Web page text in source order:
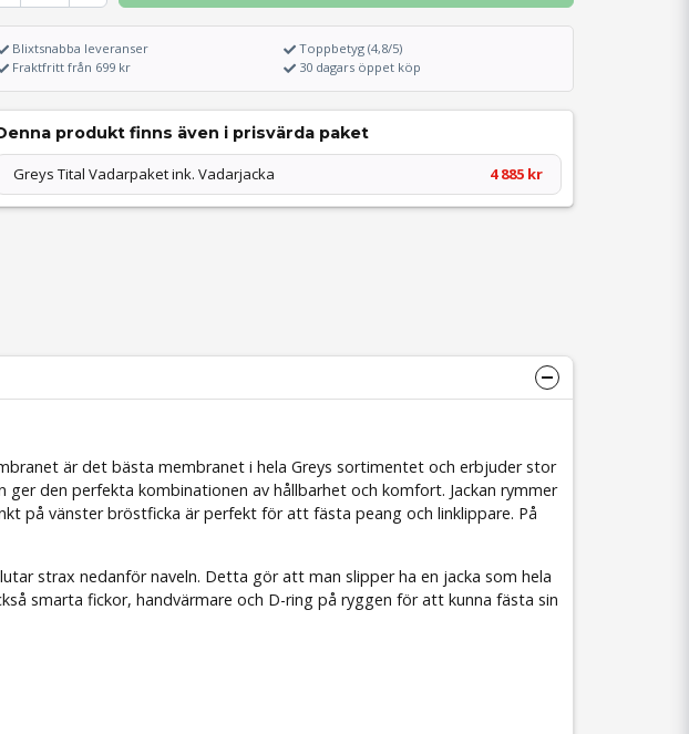
Blixtsnabba leveranser
Fraktfritt från 699 kr
Toppbetyg (4,8/5)
30 dagars öppet köp
produkt finns även i prisvärda paket
Greys Tital Vadarpaket ink. Vadarjacka 4 885 kr
är det bästa membranet i hela Greys sortimentet och erbjuder stor
den perfekta kombinationen av hållbarhet och komfort. Jackan rymmer
på vänster bröstficka är perfekt för att fästa peang och linklippare. På
strax nedanför naveln. Detta gör att man slipper ha en jacka som hela
smarta fickor, handvärmare och D-ring på ryggen för att kunna fästa sin